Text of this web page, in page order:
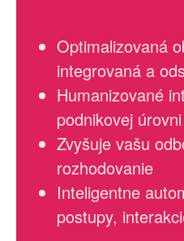
Optimalizovaná
integrovaná a
Humanizované
podnikovej
Zvyšuje vašu
rozhodovanie
Inteligentne
postupy,